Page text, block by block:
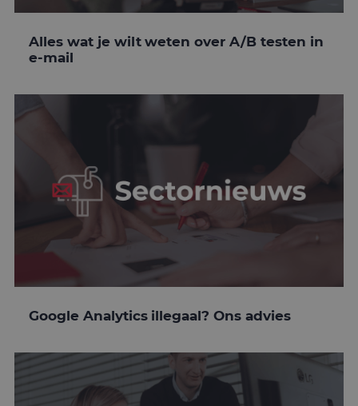
Alles wat je wilt weten over A/B testen in
e-mail
Google Analytics illegaal? Ons advies